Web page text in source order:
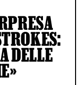
DELLE